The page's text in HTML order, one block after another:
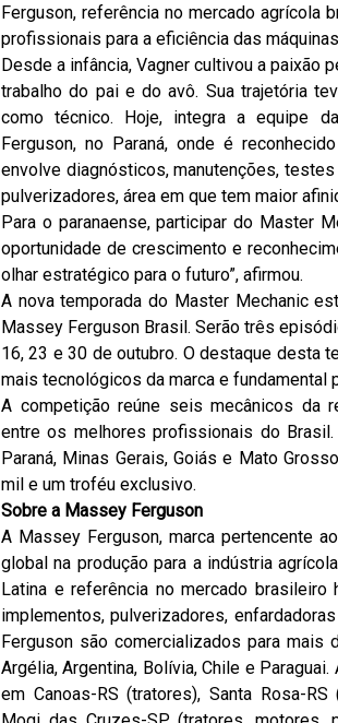
Ferguson, referência no mercado agrícola
profissionais para a eficiência das
Desde a infância, Vagner cultivou a paixão
trabalho do pai e do avô. Sua trajetória
como técnico. Hoje, integra a equipe
Ferguson, no Paraná, onde é
envolve diagnósticos, manutenções,
pulverizadores, área em que tem maior
Para o paranaense, participar do Master
oportunidade de crescimento e
olhar estratégico para o futuro”, afirmou.
A nova temporada do Master Mechanic
Massey Ferguson Brasil. Serão três
16, 23 e 30 de outubro. O destaque desta
mais tecnológicos da marca e
A competição reúne seis mecânicos da
entre os melhores profissionais do
Paraná, Minas Gerais, Goiás e Mato
mil e um troféu exclusivo.
Sobre a Massey Ferguson
A Massey Ferguson, marca pertencente
global na produção para a indústria
Latina e referência no mercado brasileiro
implementos, pulverizadores,
Ferguson são comercializados para mais
Argélia, Argentina, Bolívia, Chile e
em Canoas-RS (tratores), Santa Rosa-